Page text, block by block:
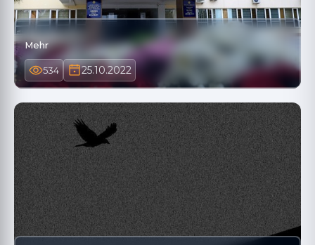
Mehr
534 25.10.2022